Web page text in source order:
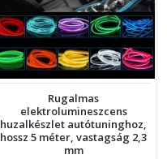
Rugalmas
elektrolumineszcens
huzalkészlet autótuninghoz,
hossz 5 méter, vastagság 2,3
mm